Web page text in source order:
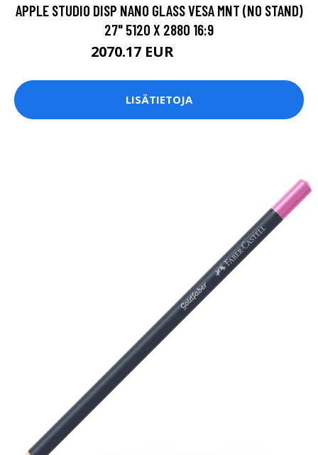
APPLE STUDIO DISP NANO GLASS VESA MNT (NO STAND)
27" 5120 X 2880 16:9
2070.17 EUR
LISÄTIETOJA